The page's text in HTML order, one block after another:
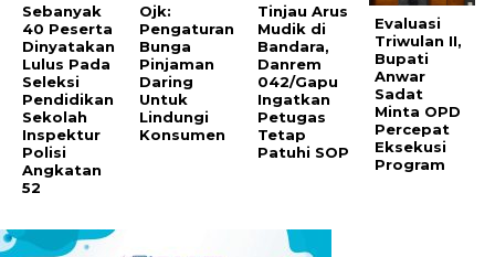
Sebanyak
40 Peserta
Dinyatakan
Lulus Pada
Seleksi
Pendidikan
Sekolah
Inspektur
Polisi
Angkatan
52
Ojk:
Pengaturan
Bunga
Pinjaman
Daring
Untuk
Lindungi
Konsumen
Tinjau Arus
Mudik di
Bandara,
Danrem
042/Gapu
Ingatkan
Petugas
Tetap
Patuhi SOP
Evaluasi
Triwulan II,
Bupati
Anwar
Sadat
Minta OPD
Percepat
Eksekusi
Program